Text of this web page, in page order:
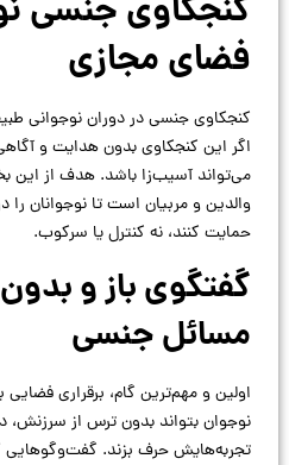
کنجکاوی جنسی
فضای مجازی
کنجکاوی جنسی در دوران نوجوانی
اگر این کنجکاوی بدون هدایت و
می‌تواند آسیب‌زا باشد. هدف از این
والدین و مربیان است تا نوجوانان
حمایت کنند، نه کنترل یا سرکوب.
گفتگوی باز و
مسائل جنسی
اولین و مهم‌ترین گام، برقراری
نوجوان بتواند بدون ترس از سرزنش،
تجربه‌هایش حرف بزند. گفت‌وگوهایی